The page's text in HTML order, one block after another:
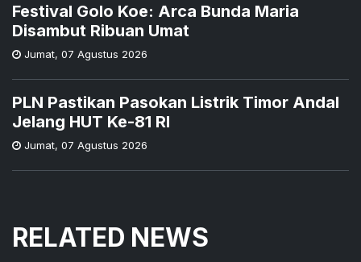
Festival Golo Koe: Arca Bunda Maria
Disambut Ribuan Umat
Jumat, 07 Agustus 2026
PLN Pastikan Pasokan Listrik Timor Andal
Jelang HUT Ke-81 RI
Jumat, 07 Agustus 2026
RELATED NEWS